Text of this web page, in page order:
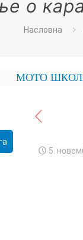
о
Насловна
ШКОЛЕ:
5.